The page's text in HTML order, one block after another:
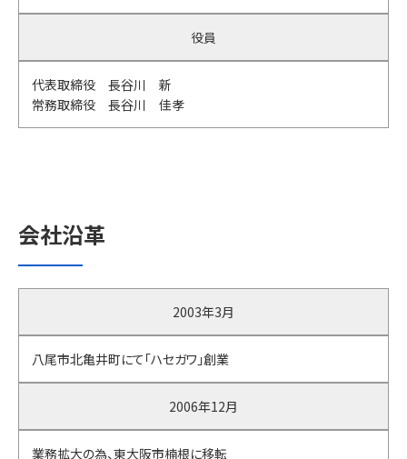
役員
代表取締役 長谷川 新
常務取締役 長谷川 佳孝
会社沿革
2003年3月
八尾市北亀井町にて「ハセガワ」創業
2006年12月
業務拡大の為、東大阪市楠根に移転